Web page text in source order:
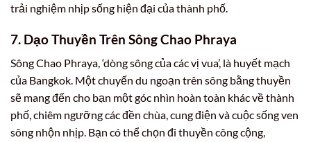
trải nghiệm nhịp sống hiện đại của thành phố.
7. Dạo Thuyền Trên Sông Chao Phraya
Sông Chao Phraya, ‘dòng sông của các vị vua’, là huyết mạch
của Bangkok. Một chuyến du ngoạn trên sông bằng thuyền
sẽ mang đến cho bạn một góc nhìn hoàn toàn khác về thành
phố, chiêm ngưỡng các đền chùa, cung điện và cuộc sống ven
sông nhộn nhịp. Bạn có thể chọn đi thuyền công cộng,